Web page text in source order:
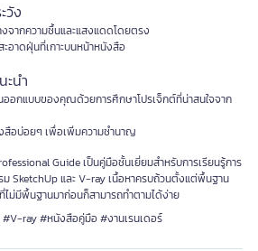
วัง
จากความชื้นและแสงแดดโดยตรง
ะอาดฝุ่นที่เกาะบนหน้าหนังสือ
ะนำ
ออกแบบของคุณด้วยการศึกษาโปรเจ็กต์ที่น่าสนใจจาก
สือบ่อยๆ เพื่อเพิ่มความชำนาญ
Guide เป็นคู่มือชั้นเยี่ยมสำหรับการเรียนรู้การ
ม SketchUp และ V-ray เนื้อหาครบถ้วนตั้งแต่พื้นฐาน
ไม่มีพื้นฐานมาก่อนก็สามารถทำตามได้ง่าย
ray #หนังสือคู่มือ #งานเรนเดอร์